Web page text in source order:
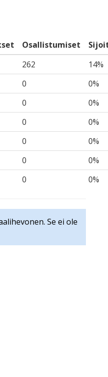
Osallistumiset
262
14%
0
0%
0
0%
0
0%
0
0%
0
0%
0 0%
Se ei ole